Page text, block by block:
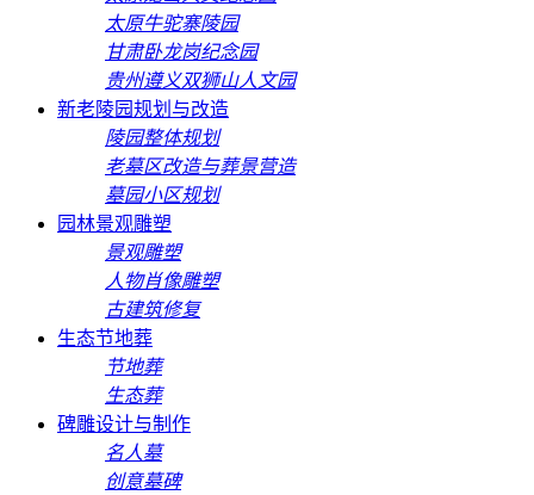
太原牛驼寨陵园
甘肃卧龙岗纪念园
贵州遵义双狮山人文园
新老陵园规划与改造
陵园整体规划
老墓区改造与葬景营造
墓园小区规划
园林景观雕塑
景观雕塑
人物肖像雕塑
古建筑修复
生态节地葬
节地葬
生态葬
碑雕设计与制作
名人墓
创意墓碑